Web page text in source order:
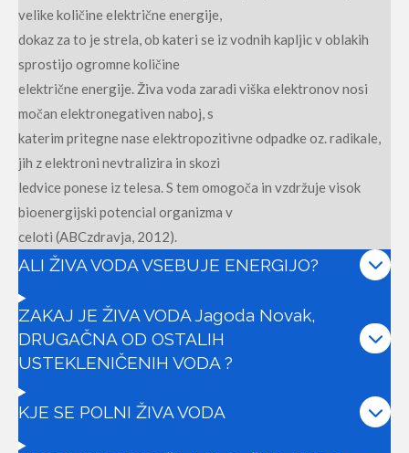
velike količine električne energije,
dokaz za to je strela, ob kateri se iz vodnih kapljic v oblakih
sprostijo ogromne količine
električne energije. Živa voda zaradi viška elektronov nosi
močan elektronegativen naboj, s
katerim pritegne nase elektropozitivne odpadke oz. radikale,
jih z elektroni nevtralizira in skozi
ledvice ponese iz telesa. S tem omogoča in vzdržuje visok
bioenergijski potencial organizma v
celoti (ABCzdravja, 2012).
ALI ŽIVA VODA VSEBUJE ENERGIJO?
ZAKAJ JE ŽIVA VODA Jagoda Novak,
DRUGAČNA OD OSTALIH
USTEKLENIČENIH VODA ?
KJE SE POLNI ŽIVA VODA